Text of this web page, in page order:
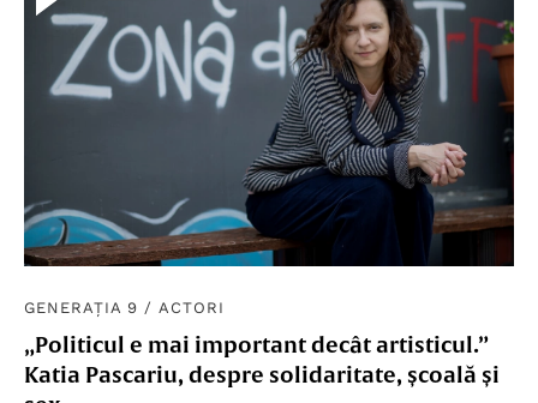
GENERAȚIA 9 / ACTORI
„Politicul e mai important decât artisticul.”
Katia Pascariu, despre solidaritate, școală și